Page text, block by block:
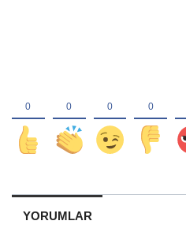
YORUMLAR